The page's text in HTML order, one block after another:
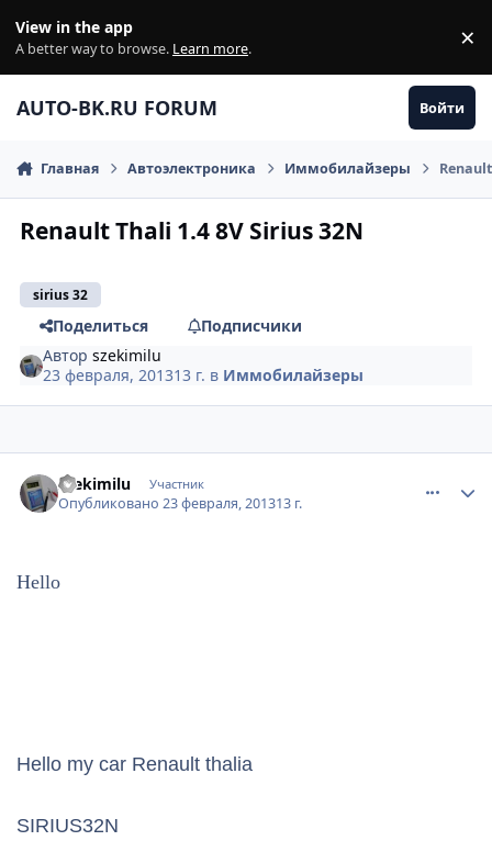
View in the app
A better way to browse. Learn more. ×
AUTO-BK.RU FORUM Войти
Главная Автоэлектроника Иммобилайзеры
Renault Thali 1.4 8V Sirius 32N
sirius 32
Поделиться
Подписчики
Авторszekimilu
23 февраля, 201313 г. в Иммобилайзеры
szekimilu Участник
Опубликовано23 февраля, 201313 г.
Hello
Hello my car Renault thalia
SIRIUS32N